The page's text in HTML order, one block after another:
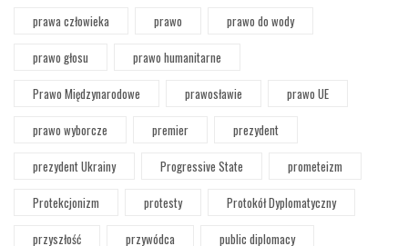
prawa człowieka prawo
prawo do wody
prawo głosu
prawo humanitarne
Prawo Międzynarodowe
prawosławie
prawo UE
prawo wyborcze
premier
prezydent
prezydent Ukrainy
Progressive State
prometeizm
Protekcjonizm
protesty
Protokół Dyplomatyczny
przyszłość
przywódca
public diplomacy